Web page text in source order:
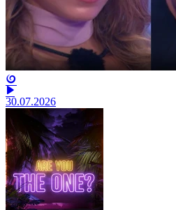
30.07.2026